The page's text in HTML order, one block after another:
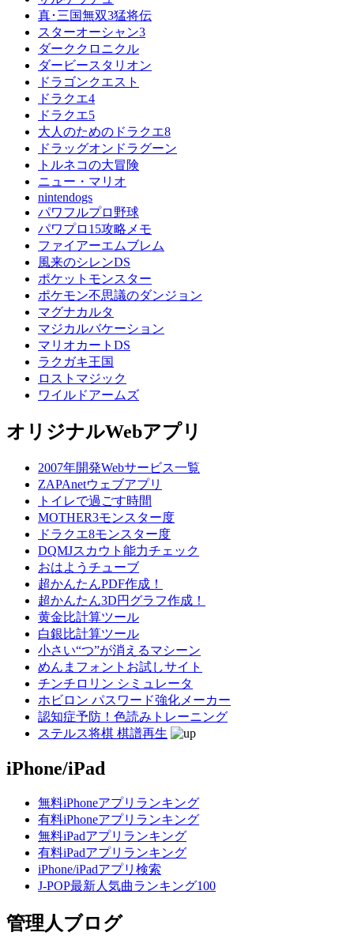
真･三国無双3猛将伝
スターオーシャン3
ダーククロニクル
ダービースタリオン
ドラゴンクエスト
ドラクエ4
ドラクエ5
大人のためのドラクエ8
ドラッグオンドラグーン
トルネコの大冒険
ニュー・マリオ
nintendogs
パワフルプロ野球
パワプロ15攻略メモ
ファイアーエムブレム
風来のシレンDS
ポケットモンスター
ポケモン不思議のダンジョン
マグナカルタ
マジカルバケーション
マリオカートDS
ラクガキ王国
ロストマジック
ワイルドアームズ
オリジナルWebアプリ
2007年開発Webサービス一覧
ZAPAnetウェブアプリ
トイレで過ごす時間
MOTHER3モンスター度
ドラクエ8モンスター度
DQMJスカウト能力チェック
おはようチューブ
超かんたんPDF作成！
超かんたん3D円グラフ作成！
黄金比計算ツール
白銀比計算ツール
小さい“つ”が消えるマシーン
めんまフォントお試しサイト
チンチロリン シミュレータ
ホビロン パスワード強化メーカー
認知症予防！色読みトレーニング
ステルス将棋 棋譜再生
iPhone/iPad
無料iPhoneアプリランキング
有料iPhoneアプリランキング
無料iPadアプリランキング
有料iPadアプリランキング
iPhone/iPadアプリ検索
J-POP最新人気曲ランキング100
管理人ブログ